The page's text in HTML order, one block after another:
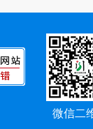
微信二